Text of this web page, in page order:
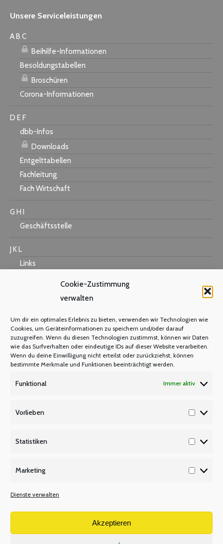
Cookie-Zustimmung
verwalten
Um dir ein optimales Erlebnis zu bieten, verwenden wir Technologien wie
Cookies, um Geräteinformationen zu speichern und/oder darauf
zuzugreifen. Wenn du diesen Technologien zustimmst, können wir Daten
wie das Surfverhalten oder eindeutige IDs auf dieser Website verarbeiten.
Wenn du deine Einwilligung nicht erteilst oder zurückziehst, können
bestimmte Merkmale und Funktionen beeinträchtigt werden.
Funktional Immer aktiv
Vorlieben
Statistiken
Marketing
Dienste verwalten
Akzeptieren
Unsere Serviceleistungen
A B C
Beihilfe-Informationen
Besoldungstabellen
Broschüren
Corona-Informationen
D E F
dbb-Infos
Downloads
Entgelttabellen
Fachleitung
Fach Wirtschaft
G H I
Geschäftsstelle
J K L
Links
Mastercard
Warum Mitglied werden?
Mitgliedsbeitrag
Mitglied werden
Tarifbeschäftigte
V W X